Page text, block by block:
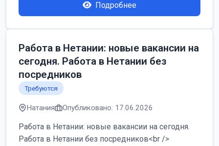
Подробнее
Работа в Нетании: новые вакансии на
сегодня. Работа в Нетании без
посредников
Требуются
Натания Опубликовано: 17.06.2026
Работа в Нетании: новые вакансии на сегодня.
Работа в Нетании без посредников<br />